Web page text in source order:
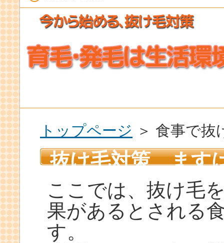
トップページ ＞ 食事で抜
抜け毛対策 ます
ここでは、抜け毛
果があるとされる
す。